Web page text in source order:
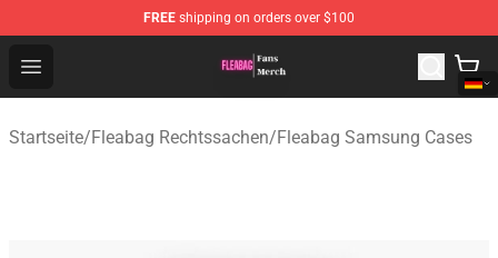
FREE shipping on orders over $100
Open menu
Fleabag Store - Official Fleabag Merchandise Shop
Startseite/Fleabag Rechtssachen/Fleabag Samsung Cases